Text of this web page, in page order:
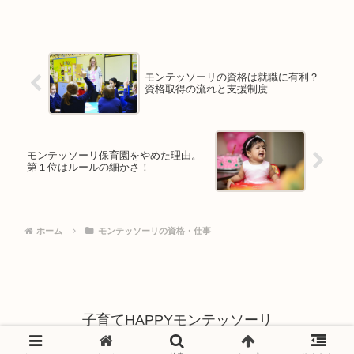
モンテッソーリの資格は就職に有利？
資格取得の流れと支援制度
モンテッソーリ保育園をやめた理由。
第１位はルールの細かさ！
ホーム モンテッソーリの資格・仕事
子育てHAPPYモンテッソーリ
© 2023 子育てHAPPYモンテッソーリ.